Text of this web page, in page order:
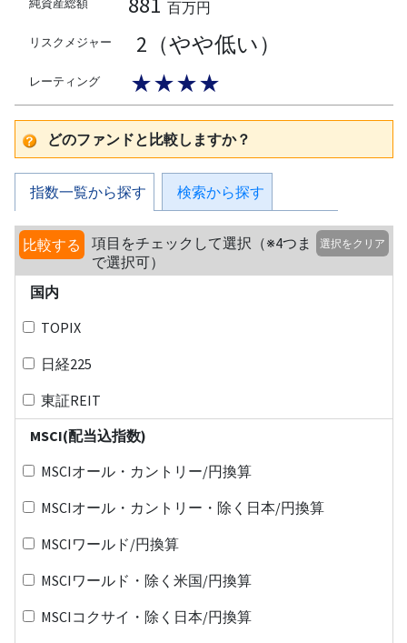
百万円
リスクメジャー 2（やや低い）
レーティング ★★★★
どのファンドと比較しますか？
指数一覧から探す 検索から探す
比較する
項目をチェックして選択（※4つま
で選択可）
選択をクリア
国内
TOPIX
日経225
東証REIT
MSCI(配当込指数)
MSCIオール・カントリー/円換算
MSCIオール・カントリー・除く日本/円換算
MSCIワールド/円換算
MSCIワールド・除く米国/円換算
MSCIコクサイ・除く日本/円換算